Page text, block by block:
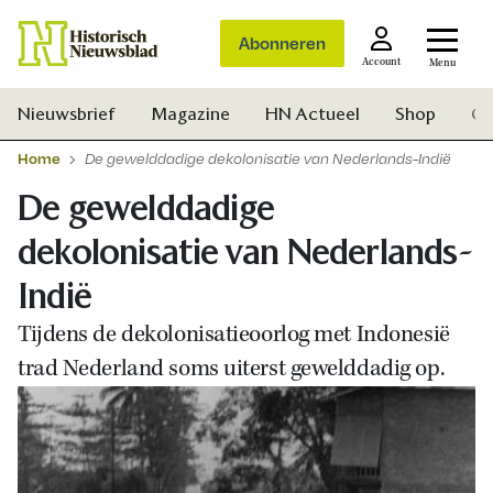
Abonneren
Account Menu
Zoek
Nieuwsbrief Magazine HN Actueel Shop
Home De gewelddadige dekolonisatie van Nederlands-Indië
De gewelddadige
dekolonisatie van Nederlands-
Indië
Tijdens de dekolonisatieoorlog met Indonesië
trad Nederland soms uiterst gewelddadig op.